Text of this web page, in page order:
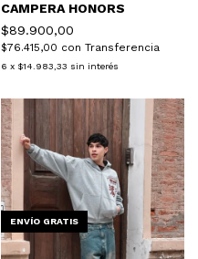
CAMPERA HONORS
$89.900,00
$76.415,00 con Transferencia
6 x $14.983,33 sin interés
ENVÍO GRATIS